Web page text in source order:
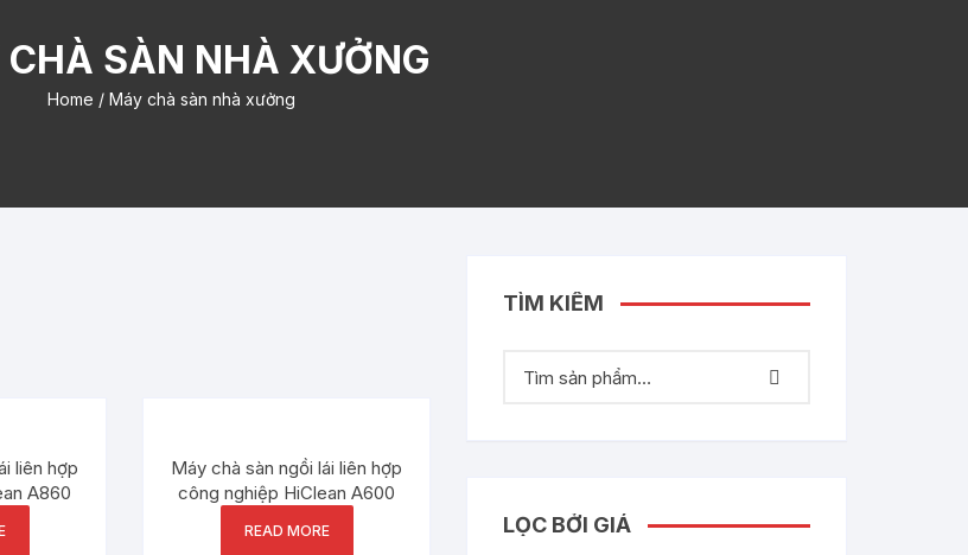
SÀN NHÀ XƯỞNG
Home / Máy chà sàn nhà xưởng
liên hợp
A860
Máy chà sàn ngồi lái liên hợp
công nghiệp HiClean A600
READ MORE
TÌM KIẾM
LỌC BỞI GIÁ